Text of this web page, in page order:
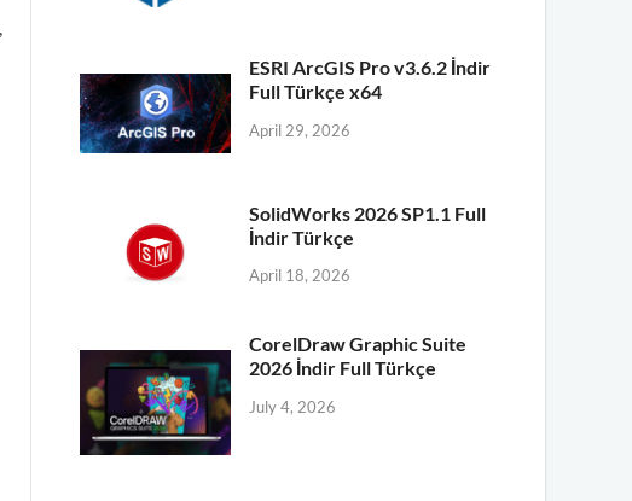
ESRI ArcGIS Pro v3.6.2 İndir
Full Türkçe x64
April 29, 2026
SolidWorks 2026 SP1.1 Full
İndir Türkçe
April 18, 2026
CorelDraw Graphic Suite
2026 İndir Full Türkçe
July 4, 2026